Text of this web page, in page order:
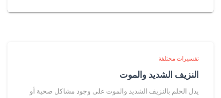
تفسيرات مختلفة
النزيف الشديد والموت
يدل الحلم بالنزيف الشديد والموت على وجود مشاكل صحية أو